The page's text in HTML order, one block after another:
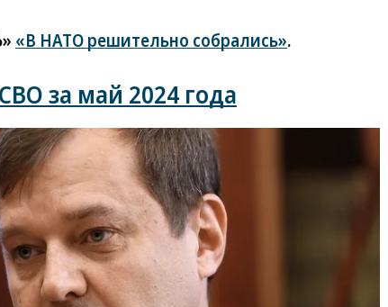
«В НАТО решительно собрались».
за май 2024 года